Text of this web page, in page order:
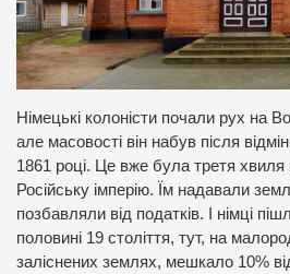
Німецькі колоністи почали рух на
але масовості він набув після
1861 році. Це вже була третя хвиля
Російську імперію. Їм надавали
позбавляли від податків. І німці
половині 19 століття, тут, на
заліснених землях, мешкало 10% від